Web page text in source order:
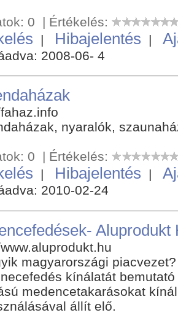
0 | Értékelés:
| Hibajelentés |
2008-06- 4
nyaralók,
0 | Értékelés:
| Hibajelentés |
2010-02-24
Aluprodukt
magyarországi
kínálatát
medencetakarásokat
állít elő.